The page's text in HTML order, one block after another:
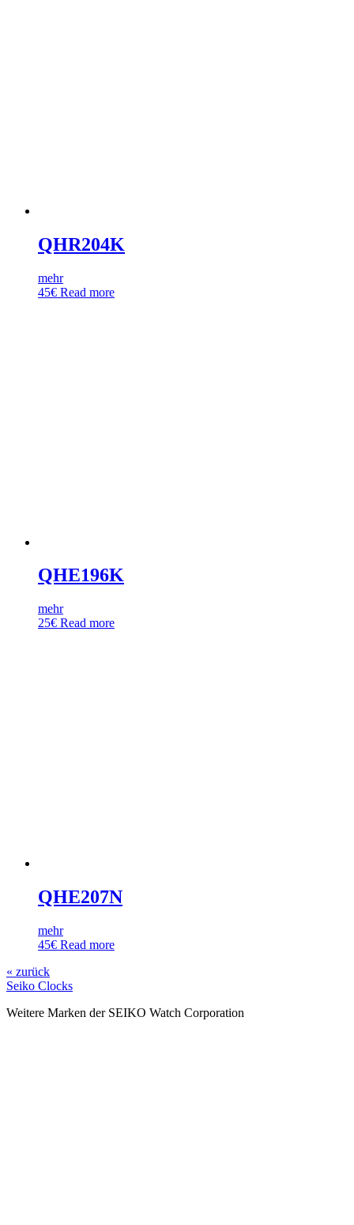
QHR204K
mehr
45€ Read more
QHE196K
mehr
25€ Read more
QHE207N
mehr
45€ Read more
« zurück
Seiko Clocks
Weitere Marken der SEIKO Watch Corporation